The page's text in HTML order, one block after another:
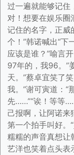
过一遍就能够记住
对！想要在娱乐圈
记住的名字，正威
个！”韩诺喊出“下
应该是谁？”喻言
97年的，我96。”
天。”蔡卓宜笑了
我。”谢可寅道：“
先……”“诶！等等
己报啊，让阿诺来
第一个拍手叫好。
糯糯的声音真想让
艺洋也笑着点头表